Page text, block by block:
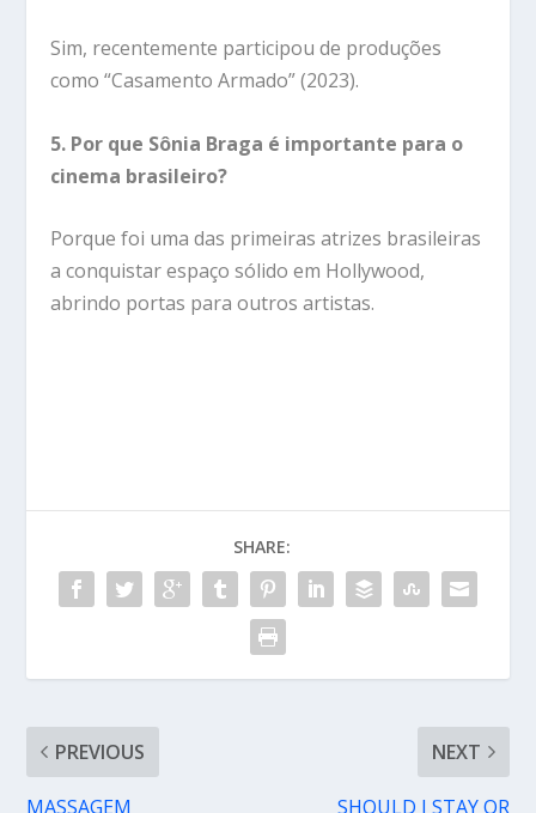
Sim, recentemente participou de produções
como “Casamento Armado” (2023).
5. Por que Sônia Braga é importante para o
cinema brasileiro?
Porque foi uma das primeiras atrizes brasileiras
a conquistar espaço sólido em Hollywood,
abrindo portas para outros artistas.
SHARE:
PREVIOUS
MASSAGEM
NEXT
SHOULD I STAY OR